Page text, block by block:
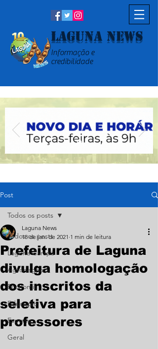
Laguna News
Informação e
credibilidade
Post
Todos os posts
Laguna Carapã
Agronegócio
Economia
Educação
Esporte
Geral
Todos os posts
Prefeitura de Laguna
divulga homologação
dos inscritos da
seletiva para
professores
Laguna News
18 de jan. de 2021 1 min de leitura